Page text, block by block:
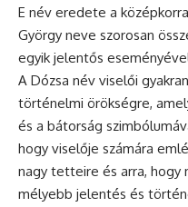
E név eredete a
György neve szorosan
egyik jelentős
A Dózsa név viselői
történelmi örökségre,
és a bátorság
hogy viselője számára
nagy tetteire és arra,
mélyebb jelentés és